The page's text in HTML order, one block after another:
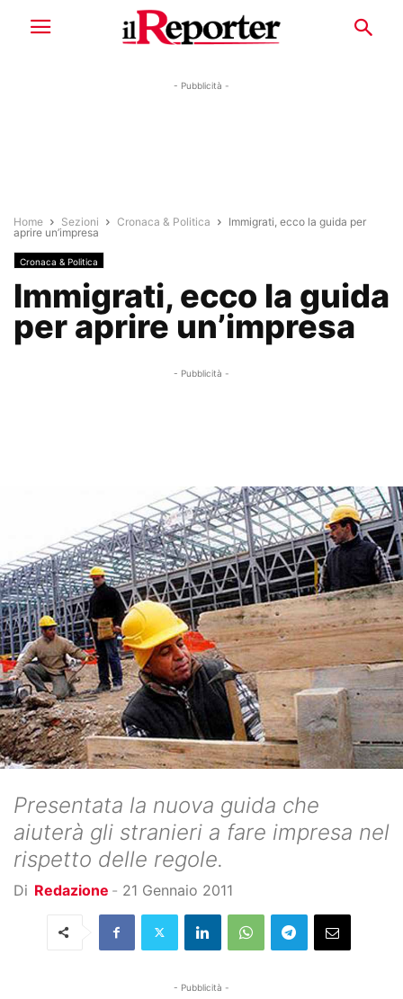
- Pubblicità -
Home Sezioni Cronaca & Politica
Immigrati, ecco la guida per
aprire un’impresa
Cronaca & Politica
Immigrati, ecco la guida
per aprire un’impresa
- Pubblicità -
Presentata la nuova guida che
aiuterà gli stranieri a fare impresa nel
rispetto delle regole.
Di Redazione - 21 Gennaio 2011
- Pubblicità -